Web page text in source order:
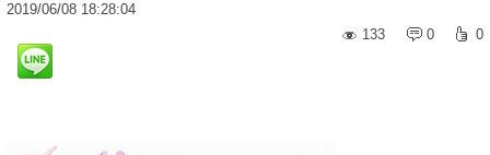
2019/06/08 18:28:04
133
0 0